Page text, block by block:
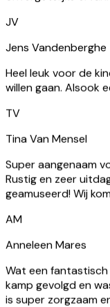
Jens Vandenberghe
Heel leuk voor de
willen gaan. Alsook
TV
Tina Van Mensel
Super aangenaam
geamuseerd! Wij
AM
Anneleen Mares
Wat een
is super zorgzaam
thuis. Absoluut een
onvergetelijke